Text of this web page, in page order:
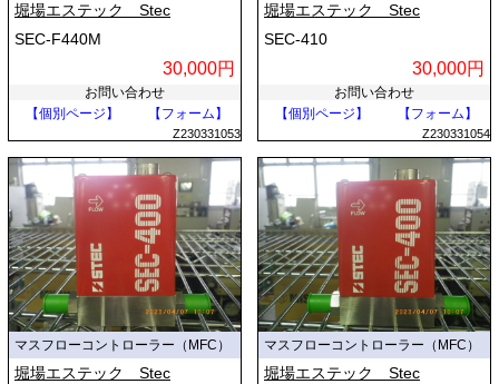
堀場エステック Stec
SEC-F440M
30,000円
お問い合わせ
【個別ページ】
【フォーム】
Z230331053
堀場エステック Stec
SEC-410
30,000円
お問い合わせ
【個別ページ】
【フォーム】
Z230331054
マスフローコントローラー（MFC）
堀場エステック Stec
マスフローコントローラー（MFC）
堀場エステック Stec